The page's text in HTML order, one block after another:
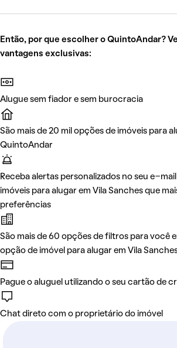
Então, por que escolher o QuintoAndar?
vantagens exclusivas:
Alugue sem fiador e sem burocracia
São mais de 20 mil opções de imóveis para
QuintoAndar
Receba alertas personalizados no seu e-
imóveis para alugar em Vila Sanches que
preferências
São mais de 60 opções de filtros para você
opção de imóvel para alugar em Vila
Pague o aluguel utilizando o seu cartão de
Chat direto com o proprietário do imóvel